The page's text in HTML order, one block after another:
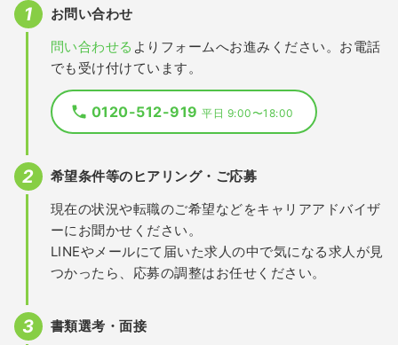
お問い合わせ
問い合わせる よりフォームへお進みください。お電話
でも受け付けています。
0120-512-919平日 9:00〜18:00
希望条件等のヒアリング・ご応募
現在の状況や転職のご希望などをキャリアアドバイザ
ーにお聞かせください。
LINEやメールにて届いた求人の中で気になる求人が見
つかったら、応募の調整はお任せください。
書類選考・面接